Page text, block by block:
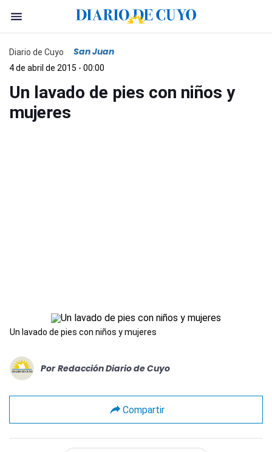
Diario de Cuyo San Juan
4 de abril de 2015 - 00:00
Un lavado de pies con niños y
mujeres
Un lavado de pies con niños y mujeres
Por Redacción Diario de Cuyo
Compartir